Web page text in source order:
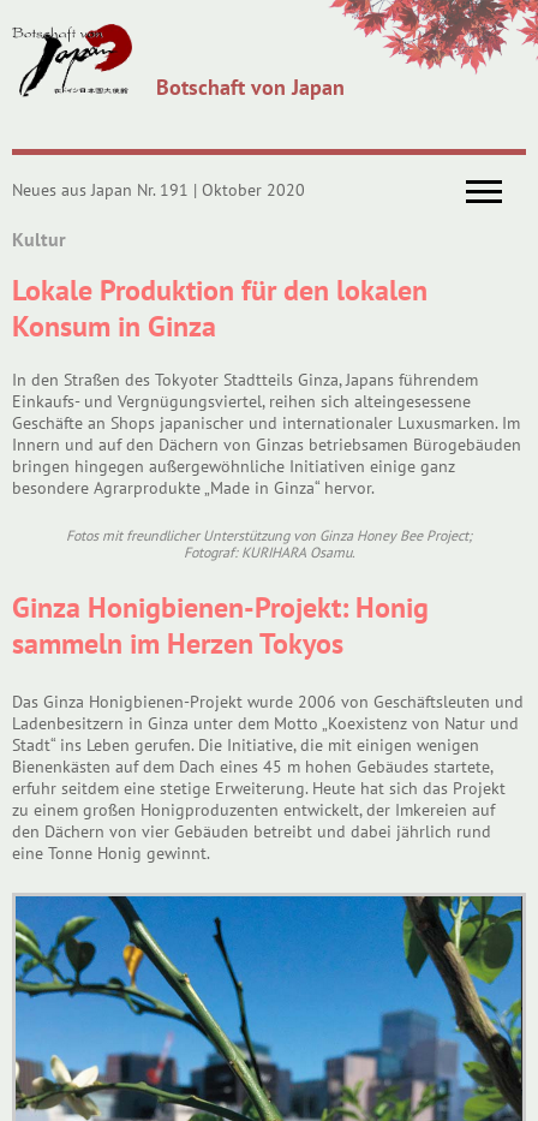
Botschaft von Japan
Neues aus Japan Nr. 191 | Oktober 2020
Kultur
Lokale Produktion für den lokalen
Konsum in Ginza
In den Straßen des Tokyoter Stadtteils Ginza, Japans führendem
Einkaufs- und Vergnügungsviertel, reihen sich alteingesessene
Geschäfte an Shops japanischer und internationaler Luxusmarken. Im
Innern und auf den Dächern von Ginzas betriebsamen Bürogebäuden
bringen hingegen außergewöhnliche Initiativen einige ganz
besondere Agrarprodukte „Made in Ginza“ hervor.
Fotos mit freundlicher Unterstützung von Ginza Honey Bee Project;
Fotograf: KURIHARA Osamu.
Ginza Honigbienen-Projekt: Honig
sammeln im Herzen Tokyos
Das Ginza Honigbienen-Projekt wurde 2006 von Geschäftsleuten und
Ladenbesitzern in Ginza unter dem Motto „Koexistenz von Natur und
Stadt“ ins Leben gerufen. Die Initiative, die mit einigen wenigen
Bienenkästen auf dem Dach eines 45 m hohen Gebäudes startete,
erfuhr seitdem eine stetige Erweiterung. Heute hat sich das Projekt
zu einem großen Honigproduzenten entwickelt, der Imkereien auf
den Dächern von vier Gebäuden betreibt und dabei jährlich rund
eine Tonne Honig gewinnt.